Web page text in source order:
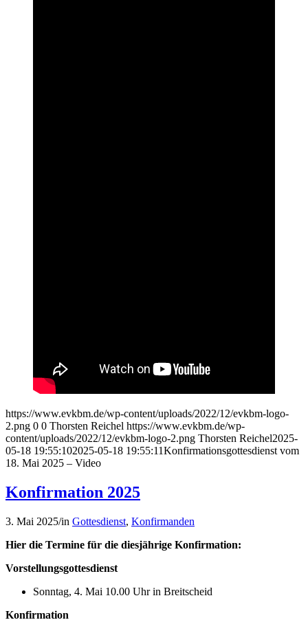
https://www.evkbm.de/wp-content/uploads/2022/12/evkbm-logo-
2.png 0 0 Thorsten Reichel https://www.evkbm.de/wp-
content/uploads/2022/12/evkbm-logo-2.png Thorsten Reichel2025-
05-18 19:55:102025-05-18 19:55:11Konfirmationsgottesdienst vom
18. Mai 2025 – Video
Konfirmation 2025
3. Mai 2025/in Gottesdienst, Konfirmanden
Hier die Termine für die diesjährige Konfirmation:
Vorstellungsgottesdienst
Sonntag, 4. Mai 10.00 Uhr in Breitscheid
Konfirmation